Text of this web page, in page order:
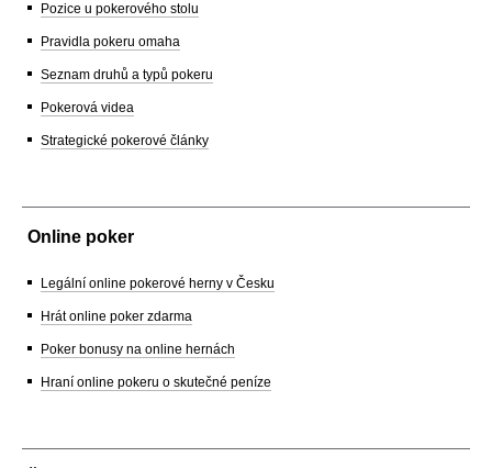
Pozice u pokerového stolu
Pravidla pokeru omaha
Seznam druhů a typů pokeru
Pokerová videa
Strategické pokerové články
Online poker
Legální online pokerové herny v Česku
Hrát online poker zdarma
Poker bonusy na online hernách
Hraní online pokeru o skutečné peníze